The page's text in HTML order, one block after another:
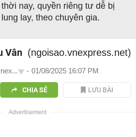
thời nay, quyền riêng tư dễ bị
lung lay, theo chuyên gia.
Vân (ngoisao.vnexpress.net)
- 01/08/2025 16:07 PM
CHIA SẺ LƯU BÀI